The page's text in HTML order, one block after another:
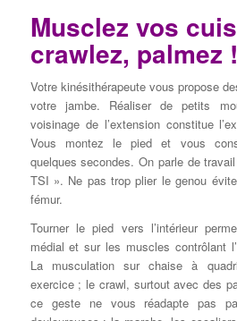
Musclez vos
crawlez, palmez !
Votre kinésithérapeute vous propose
votre jambe. Réaliser de petits
voisinage de l’extension constitue
Vous montez le pied et vous
quelques secondes. On parle de
TSI ». Ne pas trop plier le genou
fémur.
Tourner le pied vers l’intérieur
médial et sur les muscles contrôlant
La musculation sur chaise à
exercice ; le crawl, surtout avec des
ce geste ne vous réadapte pas